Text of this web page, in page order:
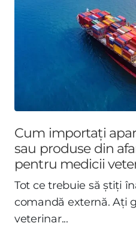
Cum importați
sau produse din
pentru medicii
Tot ce trebuie să știți
comandă externă. Ați
veterinar...